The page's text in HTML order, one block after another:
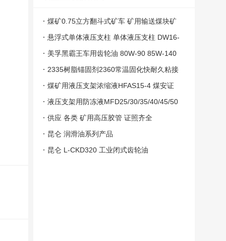
煤矿0.75立方翻斗式矿车 矿用输送煤块矿
车
悬浮式单体液压支柱 单体液压支柱 DW16-
400/110X单体液压支柱
美孚黑霸王车用齿轮油 80W-90 85W-140
GL-5级
2335树脂锚固剂2360常温固化快耐久粘接
强度高隧道矿井
煤矿用液压支架浓缩液HFAS15-4 煤安证
液压支架用防冻液MFD25/30/35/40/45/50
供应 各类 矿用高压胶管 证照齐全
昆仑 润滑油系列产品
昆仑 L-CKD320 工业闭式齿轮油